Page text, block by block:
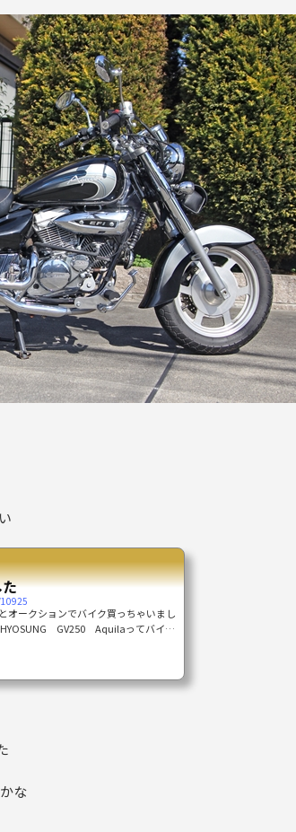
オークションでバイク買っちゃいまし
HYOSUNG GV250 Aquilaってバイク
ったことないから、善し悪しわから
な